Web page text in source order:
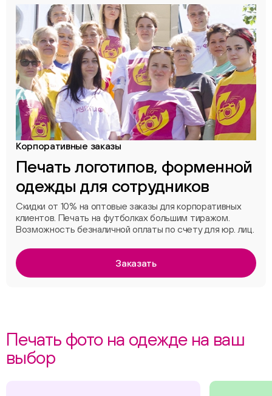
Корпоративные заказы
Печать логотипов, форменной
одежды для сотрудников
Скидки от 10% на оптовые заказы для корпоративных
клиентов. Печать на футболках большим тиражом.
Возможность безналичной оплаты по счету для юр. лиц.
Заказать
Печать фото на одежде на ваш
выбор